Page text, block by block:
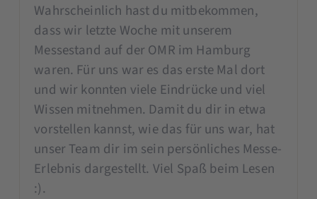
Wahrscheinlich hast du mitbekommen,
dass wir letzte Woche mit unserem
Messestand auf der OMR im Hamburg
waren. Für uns war es das erste Mal dort
und wir konnten viele Eindrücke und viel
Wissen mitnehmen. Damit du dir in etwa
vorstellen kannst, wie das für uns war, hat
unser Team dir im sein persönliches Messe-
Erlebnis dargestellt. Viel Spaß beim Lesen
:).